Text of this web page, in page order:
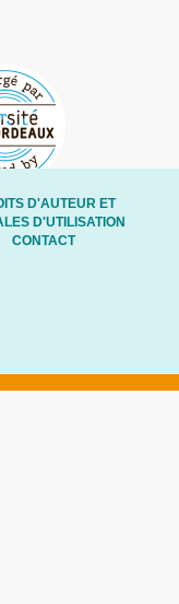
D'AUTEUR ET
D'UTILISATION
CONTACT